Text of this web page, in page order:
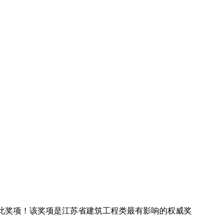
奖项！该奖项是江苏省建筑工程类最有影响的权威奖